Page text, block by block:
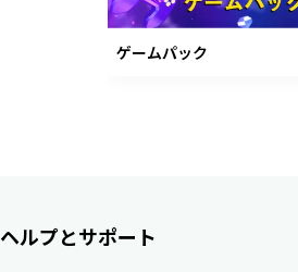
ゲームパック
ヘルプとサポート